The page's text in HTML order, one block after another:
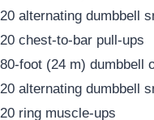
20 alternating dumbbell
20 chest-to-bar pull-ups
80-foot (24 m) dumbbell
20 alternating dumbbell
20 ring muscle-ups